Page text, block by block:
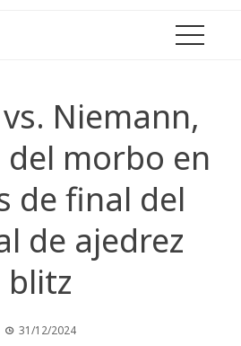
Niemann,
morbo en
de final del
de ajedrez
blitz
31/12/2024